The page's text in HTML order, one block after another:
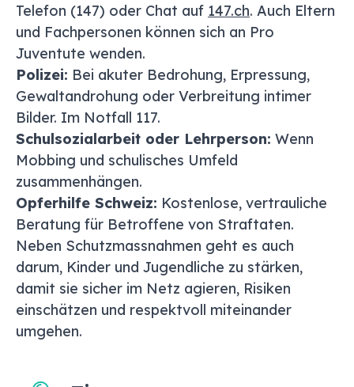
Telefon (147) oder Chat auf 147.ch. Auch Eltern
und Fachpersonen können sich an Pro
Juventute wenden.
Polizei: Bei akuter Bedrohung, Erpressung,
Gewaltandrohung oder Verbreitung intimer
Bilder. Im Notfall 117.
Schulsozialarbeit oder Lehrperson: Wenn
Mobbing und schulisches Umfeld
zusammenhängen.
Opferhilfe Schweiz: Kostenlose, vertrauliche
Beratung für Betroffene von Straftaten.
Neben Schutzmassnahmen geht es auch
darum, Kinder und Jugendliche zu stärken,
damit sie sicher im Netz agieren, Risiken
einschätzen und respektvoll miteinander
umgehen.